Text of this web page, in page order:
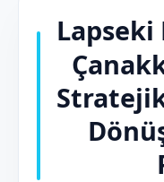
Lapseki
Stratejik